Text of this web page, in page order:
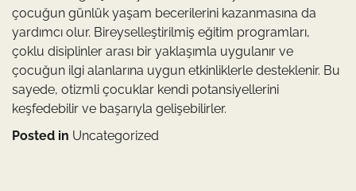
çocuğun günlük yaşam becerilerini kazanmasına da
yardımcı olur. Bireyselleştirilmiş eğitim programları,
çoklu disiplinler arası bir yaklaşımla uygulanır ve
çocuğun ilgi alanlarına uygun etkinliklerle desteklenir. Bu
sayede, otizmli çocuklar kendi potansiyellerini
keşfedebilir ve başarıyla gelişebilirler.
Posted in Uncategorized